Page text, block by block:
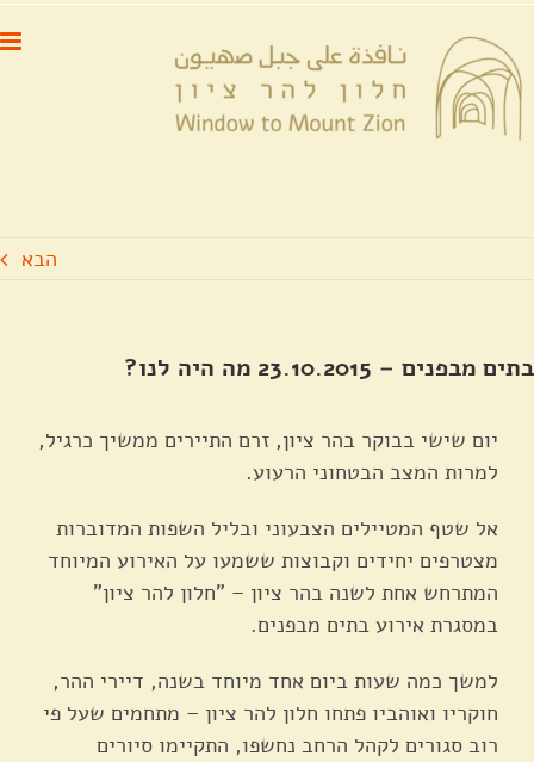
דלג
לתוכן
הבא
בתים מבפנים – 23.10.2015 מה היה לנו?
יום שישי בבוקר בהר ציון, זרם התיירים ממשיך כרגיל,
למרות המצב הבטחוני הרעוע.
אל שטף המטיילים הצבעוני ובליל השפות המדוברות
מצטרפים יחידים וקבוצות ששמעו על האירוע המיוחד
המתרחש אחת לשנה בהר ציון – "חלון להר ציון"
במסגרת אירוע בתים מבפנים.
למשך כמה שעות ביום אחד מיוחד בשנה, דיירי ההר,
חוקריו ואוהביו פתחו חלון להר ציון – מתחמים שעל פי
רוב סגורים לקהל הרחב נחשפו, התקיימו סיורים